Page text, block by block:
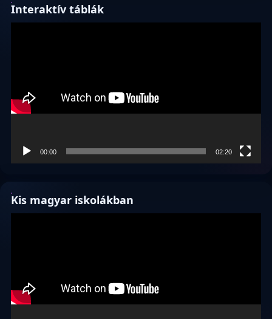
Interaktív táblák
00:00 02:20
Kis magyar iskolákban